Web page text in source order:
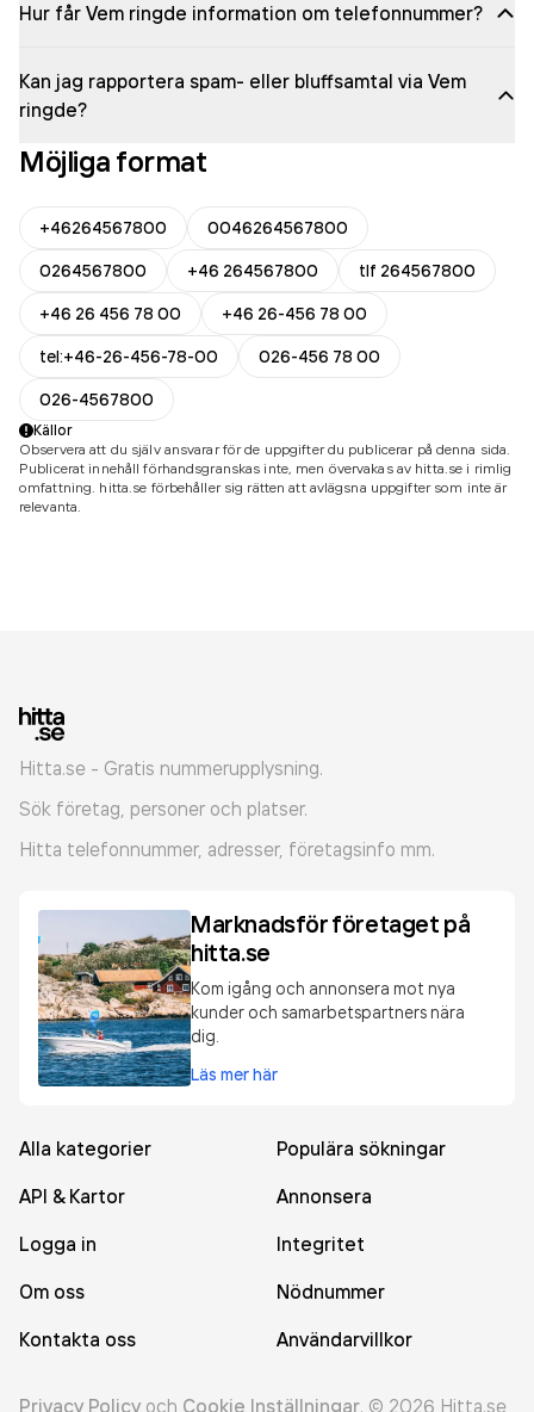
Hur får Vem ringde information om telefonnummer?
Kan jag rapportera spam- eller bluffsamtal via Vem
ringde?
Möjliga format
+46264567800
0046264567800
0264567800
+46 264567800
tlf 264567800
+46 26 456 78 00
+46 26-456 78 00
tel:+46-26-456-78-00
026-456 78 00
026-4567800
Källor
Observera att du själv ansvarar för de uppgifter du publicerar på denna sida.
Publicerat innehåll förhandsgranskas inte, men övervakas av hitta.se i rimlig
omfattning. hitta.se förbehåller sig rätten att avlägsna uppgifter som inte är
relevanta.
Hitta.se - Gratis nummerupplysning.
Sök företag, personer och platser.
Hitta telefonnummer, adresser, företagsinfo mm.
Marknadsför företaget på
hitta.se
Kom igång och annonsera mot nya
kunder och samarbetspartners nära
dig.
Läs mer här
Alla kategorier
Populära sökningar
API & Kartor
Annonsera
Logga in
Integritet
Om oss
Nödnummer
Kontakta oss
Användarvillkor
Privacy Policy och Cookie Inställningar. © 2026 Hitta.se